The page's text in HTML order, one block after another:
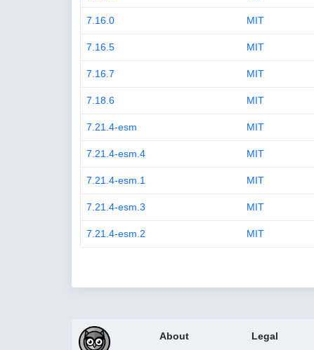
7.16.0 MIT
7.16.5 MIT
7.16.7 MIT
7.18.6 MIT
7.21.4-esm MIT
7.21.4-esm.4 MIT
7.21.4-esm.1 MIT
7.21.4-esm.3 MIT
7.21.4-esm.2 MIT
About Legal